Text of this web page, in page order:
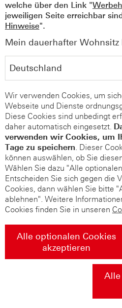
welche über den Link "
jeweiligen Seite erreichbar
Hinweise".
Mein dauerhafter
Wir verwenden Cookies, um
Webseite und Dienste
Diese Cookies sind unbedingt
daher automatisch eingesetzt.
verwenden wir Cookies, um
Tage zu speichern. Dieser
können auswählen, ob Sie
Wählen Sie dazu "Alle
Entscheiden Sie sich gegen die
Cookies, dann wählen Sie bitte
ablehnen". Weitere
Cookies finden Sie in unseren
Alle optionalen Cookies
akzeptieren